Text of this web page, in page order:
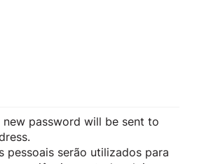
password will be sent to
pessoais serão utilizados para